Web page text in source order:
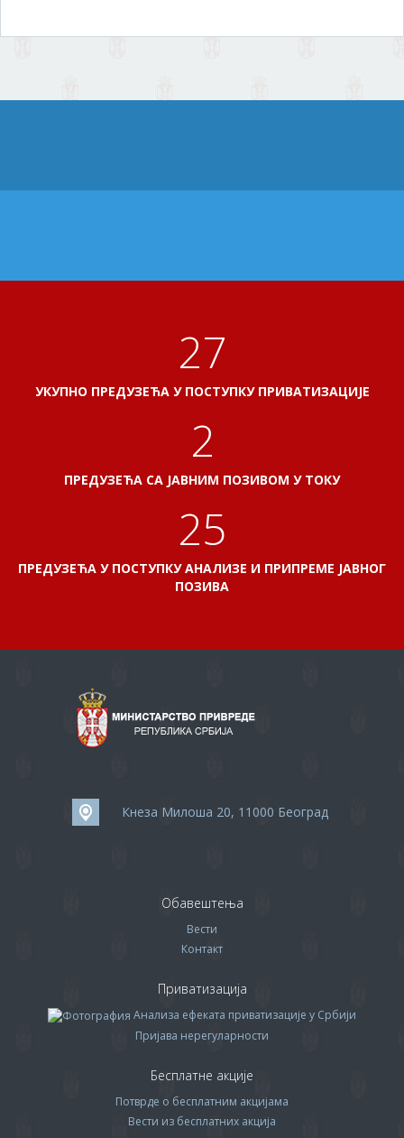
31
УКУПНО ПРЕДУЗЕЋА У ПОСТУПКУ ПРИВАТИЗАЦИЈЕ
2
ПРЕДУЗЕЋА СА ЈАВНИМ ПОЗИВОМ У ТОКУ
29
ПРЕДУЗЕЋА У ПОСТУПКУ АНАЛИЗЕ И ПРИПРЕМЕ ЈАВНОГ
ПОЗИВА
Кнеза Милоша 20, 11000 Београд
Обавештења
Вести
Контакт
Приватизација
Анализа ефеката приватизације у Србији
Пријава нерегуларности
Бесплатне акције
Потврде о бесплатним акцијама
Вести из бесплатних акција